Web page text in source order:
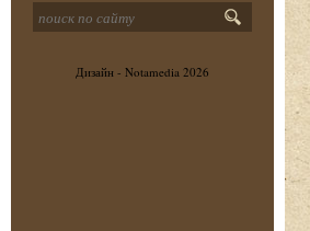
Дизайн - Notamedia 2026